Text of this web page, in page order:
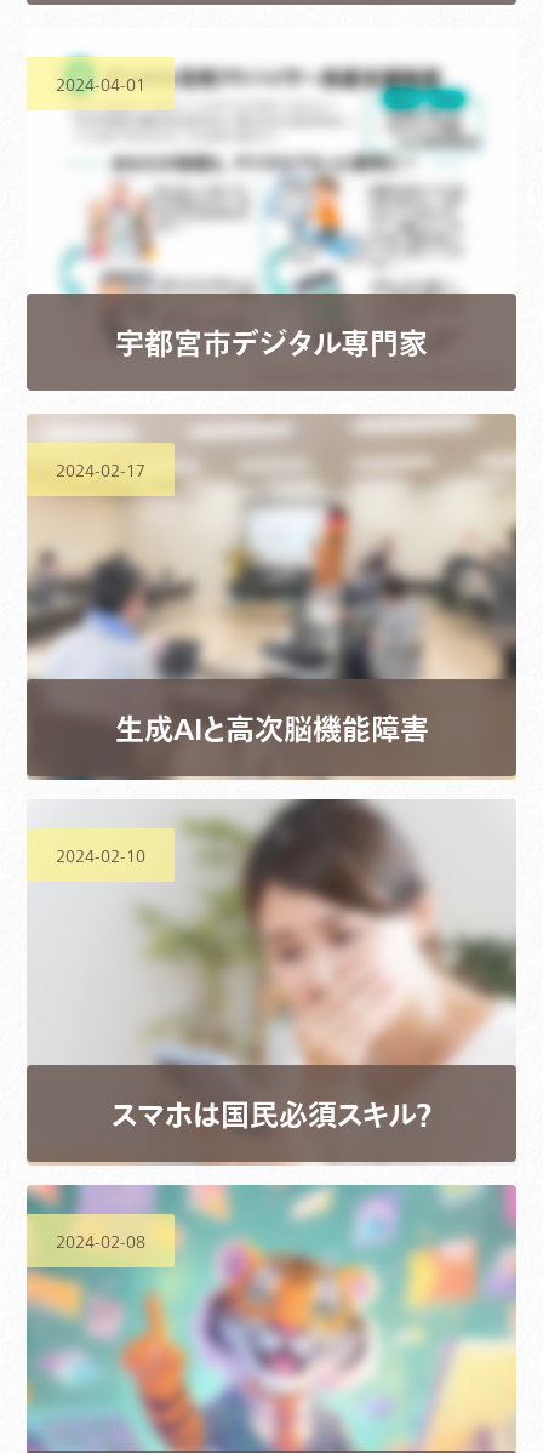
宇都宮市デジタル専門家
2024-04-01
生成AIと高次脳機能障害
2024-02-17
スマホは国民必須スキル？
2024-02-10
2024-02-08